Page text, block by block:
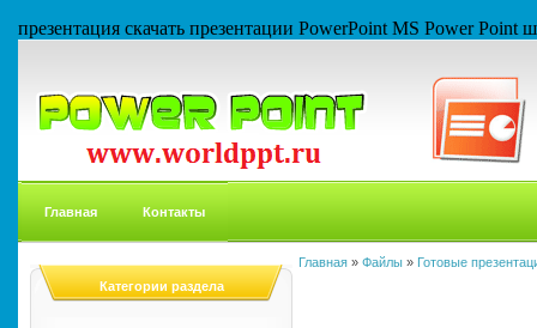
презентация скачать презентации PowerPoint MS Power
Главная Контакты
Категории раздела
Главная » Файлы » Готовые